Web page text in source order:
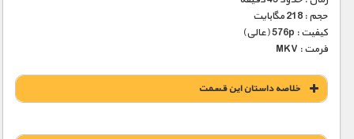
حجم : 218 مگابایت
کیفیت : 576p (عالی)
فرمت : MKV
خلاصه داستان این قسمت